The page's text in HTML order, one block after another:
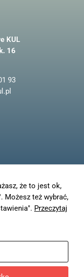
KUL
16
93
że to jest ok,
Możesz też wybrać,
Przeczytaj